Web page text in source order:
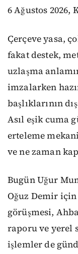
6 Ağustos 2026,
Çerçeve yasa,
fakat destek,
uzlaşma
imzalarken
başlıklarının
Asıl eşik cuma
erteleme
ve ne zaman
Bugün Uğur
Oğuz Demir
görüşmesi,
raporu ve yerel
işlemler de